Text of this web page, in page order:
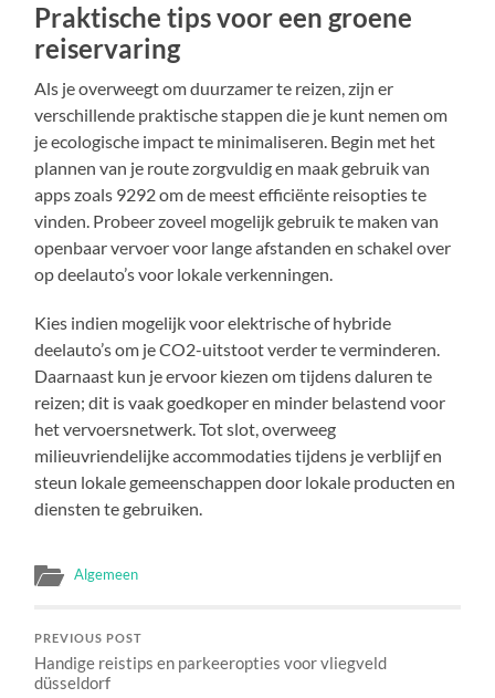
Praktische tips voor een groene
reiservaring
Als je overweegt om duurzamer te reizen, zijn er
verschillende praktische stappen die je kunt nemen om
je ecologische impact te minimaliseren. Begin met het
plannen van je route zorgvuldig en maak gebruik van
apps zoals 9292 om de meest efficiënte reisopties te
vinden. Probeer zoveel mogelijk gebruik te maken van
openbaar vervoer voor lange afstanden en schakel over
op deelauto’s voor lokale verkenningen.
Kies indien mogelijk voor elektrische of hybride
deelauto’s om je CO2-uitstoot verder te verminderen.
Daarnaast kun je ervoor kiezen om tijdens daluren te
reizen; dit is vaak goedkoper en minder belastend voor
het vervoersnetwerk. Tot slot, overweeg
milieuvriendelijke accommodaties tijdens je verblijf en
steun lokale gemeenschappen door lokale producten en
diensten te gebruiken.
Algemeen
PREVIOUS POST
Handige reistips en parkeeropties voor vliegveld
düsseldorf